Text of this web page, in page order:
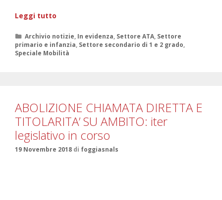
Leggi tutto
contratto
mobilità
Categorie
Archivio notizie, In evidenza, Settore ATA, Settore
primario e infanzia, Settore secondario di 1 e 2 grado,
Speciale Mobilità
ABOLIZIONE CHIAMATA DIRETTA E
TITOLARITA’ SU AMBITO: iter
legislativo in corso
19 Novembre 2018 di foggiasnals